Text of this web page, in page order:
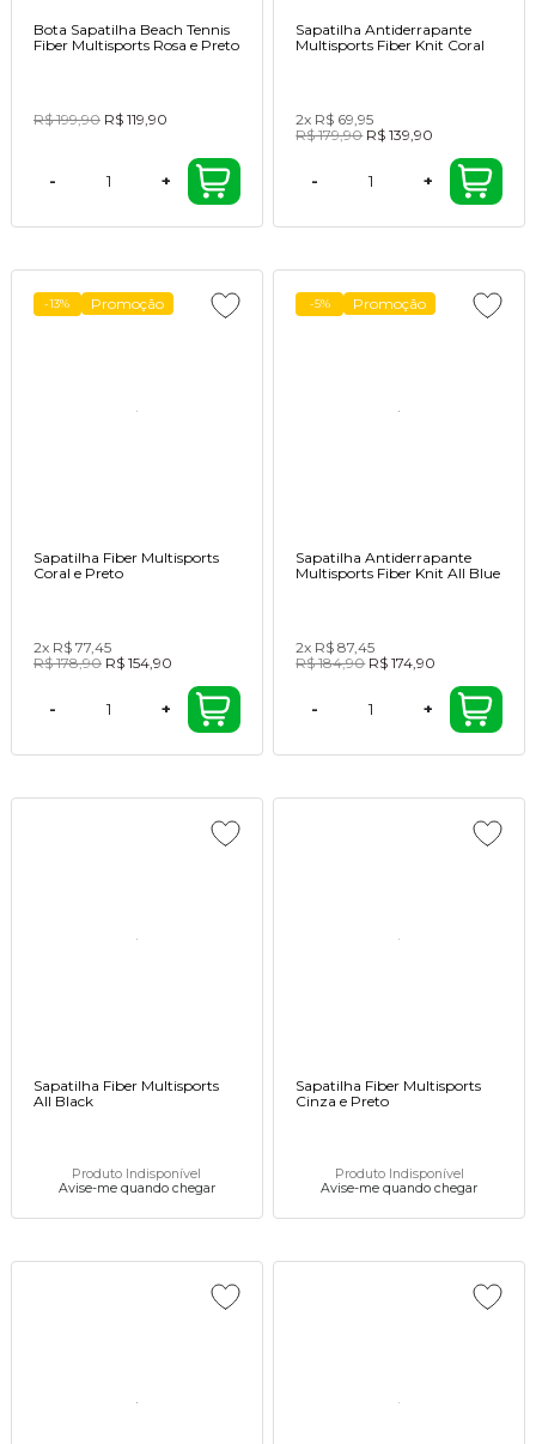
Bota Sapatilha Beach Tennis
Fiber Multisports Rosa e Preto
R$ 199,90 R$ 119,90
- +
Sapatilha Antiderrapante
Multisports Fiber Knit Coral
2x R$ 69,95
R$ 179,90 R$ 139,90
- +
-13% Promoção
Sapatilha Fiber Multisports
Coral e Preto
2x R$ 77,45
R$ 178,90 R$ 154,90
- +
-5% Promoção
Sapatilha Antiderrapante
Multisports Fiber Knit All Blue
2x R$ 87,45
R$ 184,90 R$ 174,90
- +
Sapatilha Fiber Multisports
All Black
Produto Indisponível
Avise-me quando chegar
Sapatilha Fiber Multisports
Cinza e Preto
Produto Indisponível
Avise-me quando chegar